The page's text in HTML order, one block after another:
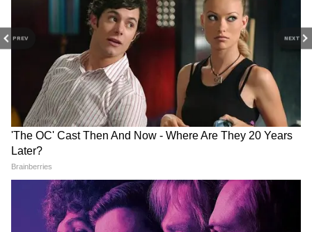
PREV NEXT
RECOMMENDED STORIES